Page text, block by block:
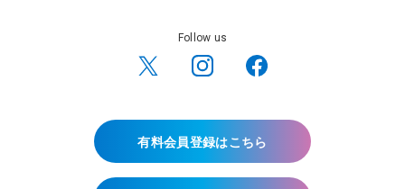
Follow us
有料会員登録はこちら